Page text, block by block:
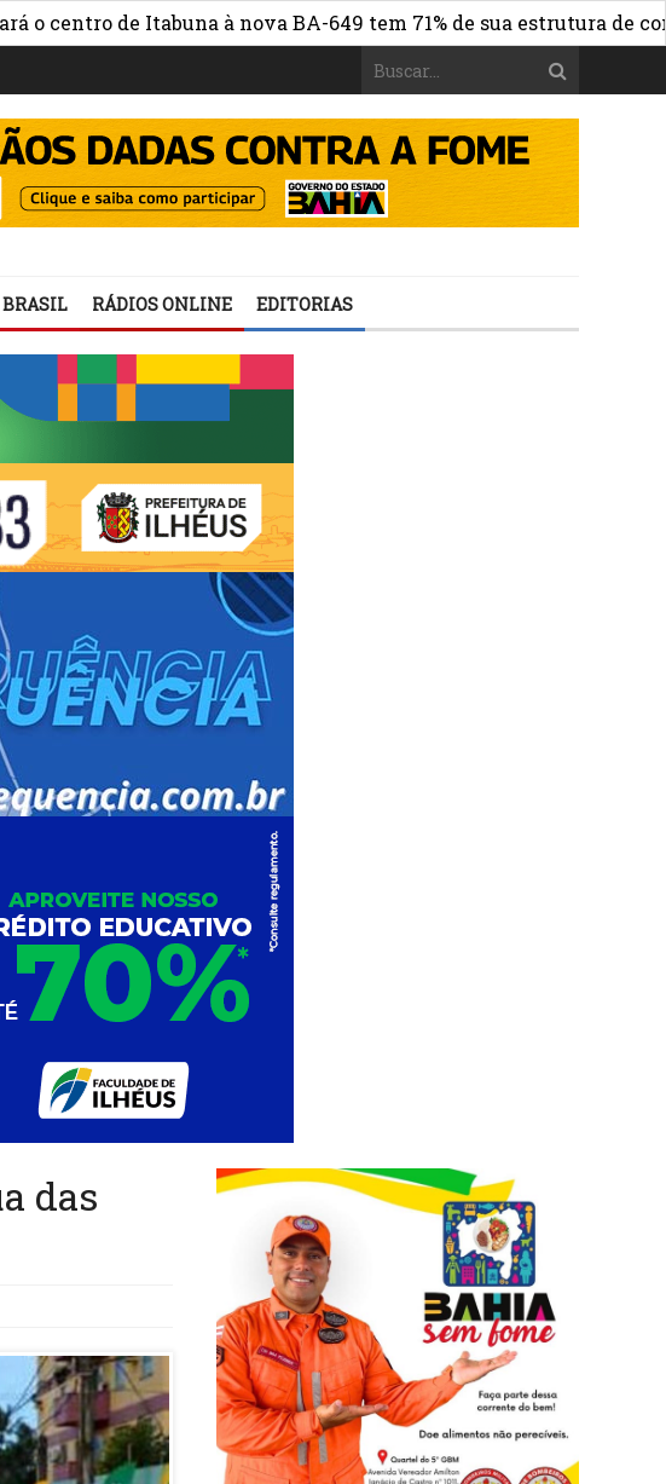
de Itabuna à nova BA-649 tem 71% de sua estrutura de concreto
BRASIL RÁDIOS ONLINE EDITORIAS
das